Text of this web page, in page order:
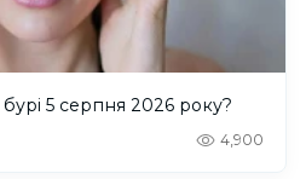
бурі 5 серпня 2026 року?
4,900